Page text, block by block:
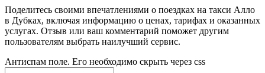
Поделитесь своими впечатлениями о поездках на такси Алло
в Дубках, включая информацию о ценах, тарифах и оказанных
услугах. Отзыв или ваш комментарий поможет другим
пользователям выбрать наилучший сервис.
Антиспам поле. Его необходимо скрыть через css